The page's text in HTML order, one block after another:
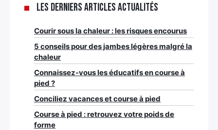
Les derniers articles Actualités
Courir sous la chaleur : les risques encourus
5 conseils pour des jambes légères malgré la
chaleur
Connaissez-vous les éducatifs en course à
pied ?
Conciliez vacances et course à pied
Course à pied : retrouvez votre poids de
forme